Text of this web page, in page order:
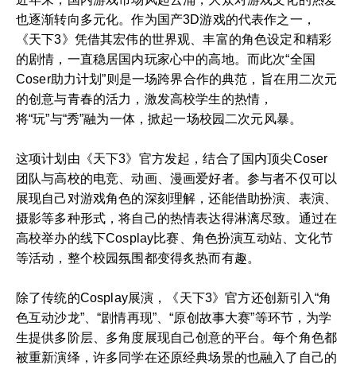
也逐渐转向多元化。作为国产3D游戏的代表作之一，
《天下3》凭借其宏伟的世界观、丰富的角色设定和精彩
的剧情，一直稳居国内玩家心中的高地。而此次“全国
Coser助力计划”则是一场跨界合作的典范，旨在用二次元
的创意与青春的活力，激发高校学生的热情，
将“玩”与“秀”融为一体，掀起一场校园二次元风暴。
这项计划由《天下3》官方发起，结合了国内顶尖Coser
团队与高校的电竞、动画、漫画爱好者。参与者不仅可以
展现自己对游戏角色的深刻理解，还能借助扮演、表演、
摄影等多种形式，将自己的热情表达得淋漓尽致。通过在
高校举办的线下Cosplay比赛、角色扮演互动站、文化节
等活动，整个校园氛围都变得炙热而有趣。
除了传统的Cosplay展演，《天下3》官方还创新引入“角
色互动沙龙”、“剧情再现”、“原创故事大赛”等环节，为学
生提供多阶层、多角度展现自己创意的平台。每个角色都
被重新演绎，许多同学在还原经典场景的也融入了自己的